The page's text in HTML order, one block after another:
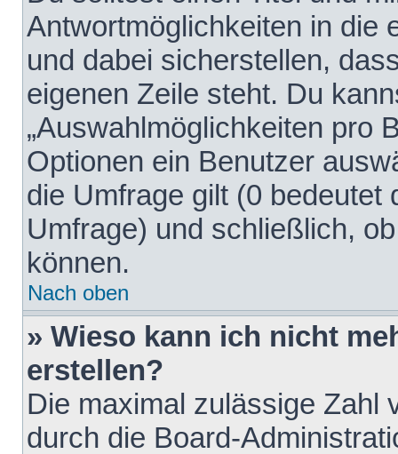
Antwortmöglichkeiten in die
und dabei sicherstellen,
eigenen Zeile steht. Du
„Auswahlmöglichkeiten pro
Optionen ein Benutzer
die Umfrage gilt (0 bedeutet
Umfrage) und schließlich,
können.
Nach oben
» Wieso kann ich nicht
erstellen?
Die maximal zulässige Zahl
durch die Board-